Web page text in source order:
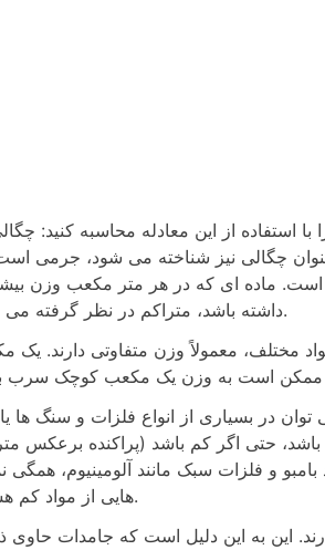
استفاده از این معادله محاسبه کنید:
چگالی نیز شناخته می شود، جرمی
است. ماده ای که در هر متر مکعب وزن
داشته باشد، متراکم در نظر گرفته می شود.
مختلف، معمولاً وزن متفاوتی دارند. یک
توان در بسیاری از انواع فلزات و سنگ ها
حتی اگر کم باشد (پراکنده برعکس
و فلزات سبک مانند آلومینیوم، همگی
هایی از مواد کم هستند.
این به این دلیل است که جامدات حاوی